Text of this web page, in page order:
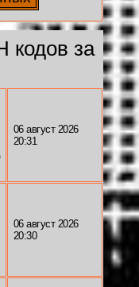
за
06 август 2026
20:31
06 август 2026
20:30